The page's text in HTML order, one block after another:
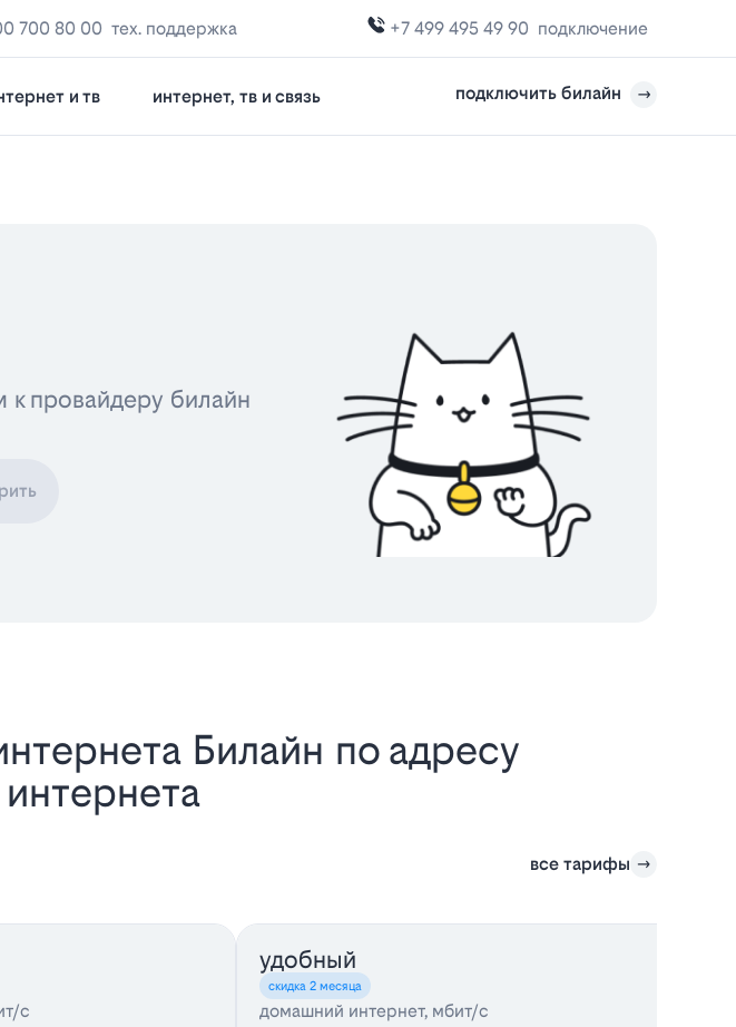
700 80 00 тех. поддержка +7 499 495 49 90 подключение
и тв интернет, тв и связь подключить билайн
к провайдеру билайн
Билайн по адресу
все тарифы
с
удобный
скидка 2 месяца
домашний интернет, мбит/с